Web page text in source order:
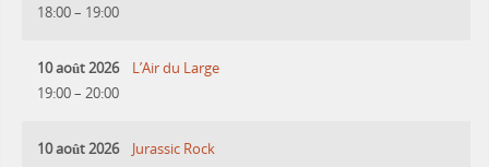
18:00– 19:00
10 août 2026
19:00– 20:00
L’Air du Large
10 août 2026
Jurassic Rock